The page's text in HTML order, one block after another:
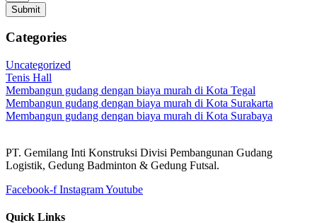
Submit
Categories
Uncategorized
Tenis Hall
Membangun gudang dengan biaya murah di Kota Tegal
Membangun gudang dengan biaya murah di Kota Surakarta
Membangun gudang dengan biaya murah di Kota Surabaya
PT. Gemilang Inti Konstruksi Divisi Pembangunan Gudang
Logistik, Gedung Badminton & Gedung Futsal.
Facebook-f InstagramYoutube
Quick Links